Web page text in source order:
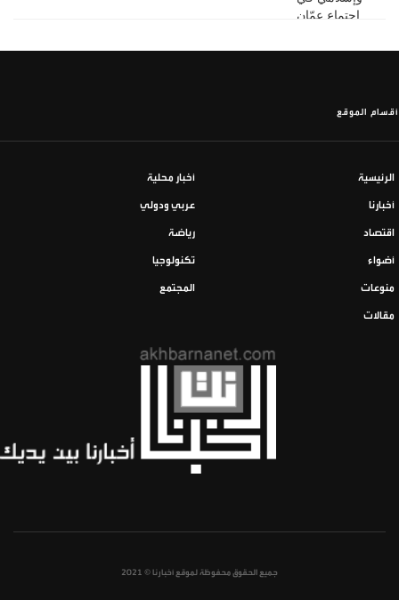
أقسام الموقع
الرئيسية أخبار محلية
أخبارنا عربي ودولي
اقتصاد رياضة
أضواء تكنولوجيا
منوعات المجتمع
مقالات
جميع الحقوق محفوظة لموقع أخبارنا © 2021